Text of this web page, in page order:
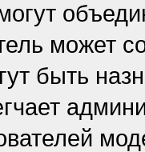
может
быть